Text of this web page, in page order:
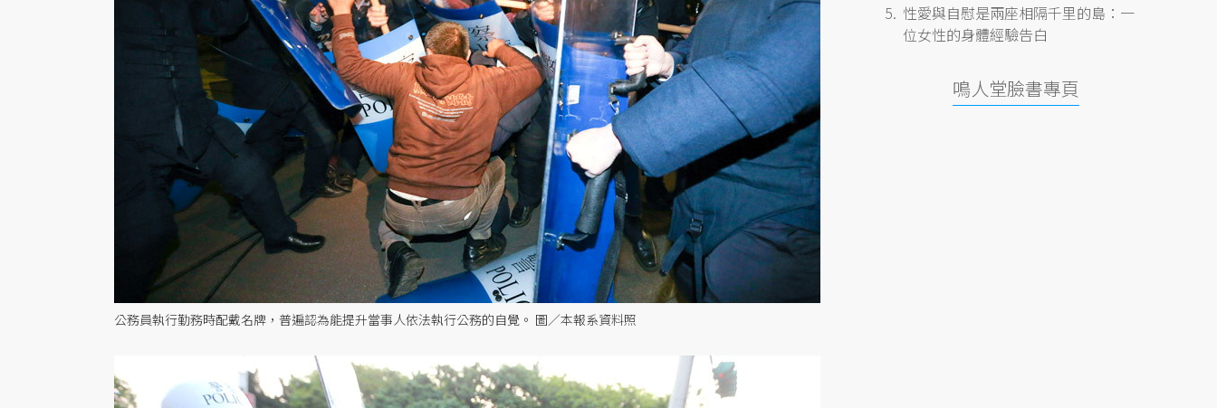
公務員執行勤務時配戴名牌，普遍認為能提升當事人依法執行公務的自覺。 圖／本報系資料照
性愛與自慰是兩座相隔千里的島：一
位女性的身體經驗告白
鳴人堂臉書專頁